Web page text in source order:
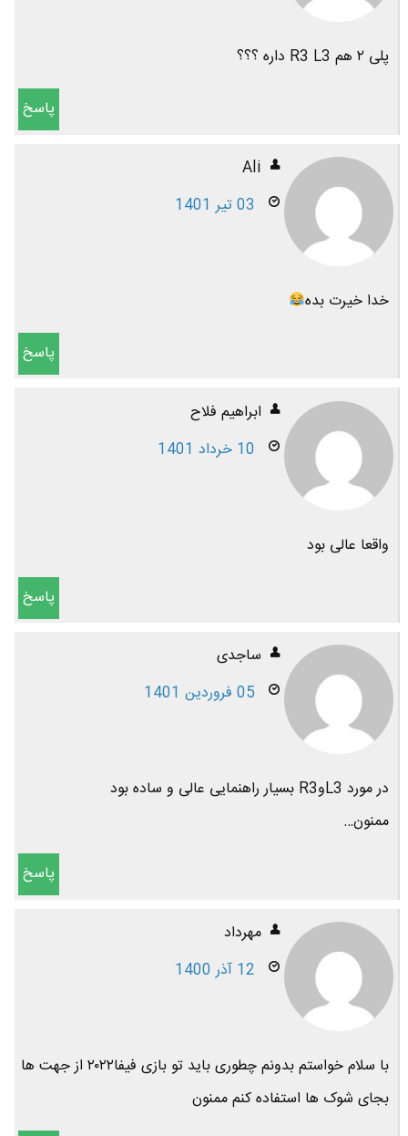
پلی ۲ هم R3 L3 داره ؟؟؟
پاسخ
Ali
03 تیر 1401
خدا خیرت بده
پاسخ
ابراهیم فلاح
10 خرداد 1401
واقعا عالی بود
پاسخ
ساجدی
05 فروردین 1401
در مورد L3وR3 بسیار راهنمایی عالی و ساده بود
ممنون…
پاسخ
مهرداد
12 آذر 1400
با سلام خواستم بدونم چطوری باید تو بازی فیفا۲۰۲۲ از جهت ها
بجای شوک ها استفاده کنم ممنون